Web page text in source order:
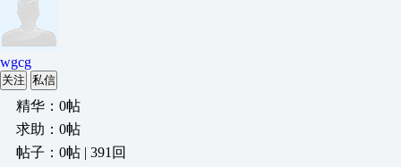
wgcg
关注 私信
精华：0帖
求助：0帖
帖子：0帖 | 391回